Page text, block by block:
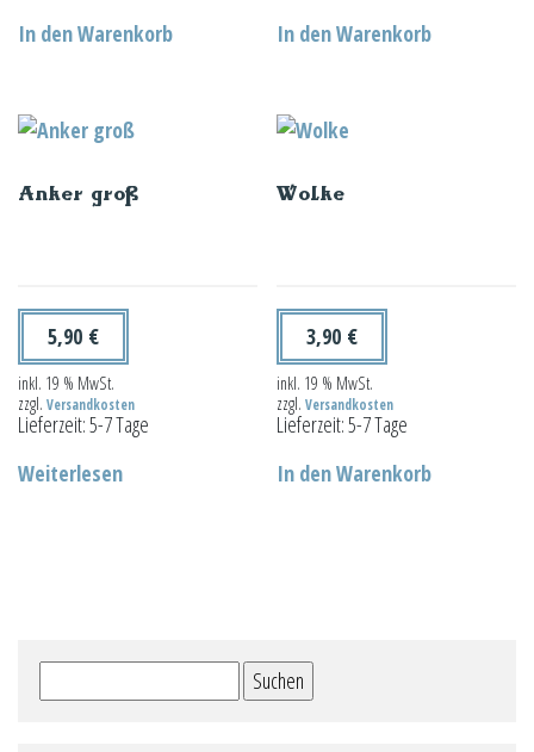
In den Warenkorb
In den Warenkorb
Anker groß
5,90 €
inkl. 19 % MwSt.
zzgl. Versandkosten
Lieferzeit:5-7 Tage
Weiterlesen
Wolke
3,90 €
inkl. 19 % MwSt.
zzgl.Versandkosten
Lieferzeit:5-7 Tage
In den Warenkorb
nach: